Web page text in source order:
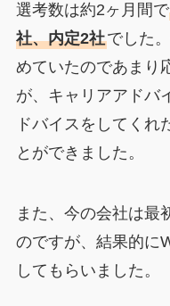
選考数は約2ヶ月間で
社、内定2社でした
めていたのであまり
が、キャリアアドバ
ドバイスをしてくれ
とができました。
また、今の会社は最
のですが、結果的に
してもらいました。